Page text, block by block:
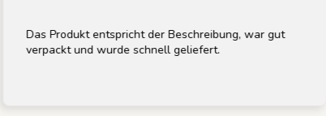
Das Produkt entspricht der Beschreibung, war gut
verpackt und wurde schnell geliefert.